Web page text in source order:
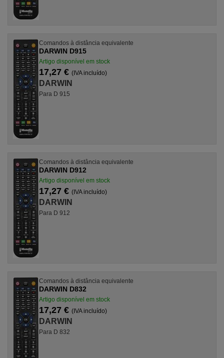
Comandos à distância equivalente
DARWIN D915
Artigo disponível em stock
17,27 € (IVA incluído)
DARWIN
Para D 915
Comandos à distância equivalente
DARWIN D912
Artigo disponível em stock
17,27 € (IVA incluído)
DARWIN
Para D 912
Comandos à distância equivalente
DARWIN D832
Artigo disponível em stock
17,27 € (IVA incluído)
DARWIN
Para D 832